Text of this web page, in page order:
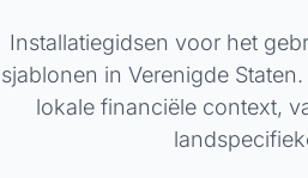
Installatiegidsen voor het
sjablonen in Verenigde
lokale financiële context,